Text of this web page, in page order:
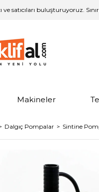
ve satıcıları buluşturuyoruz.
Makineler
Dalgıç Pompalar Sintine